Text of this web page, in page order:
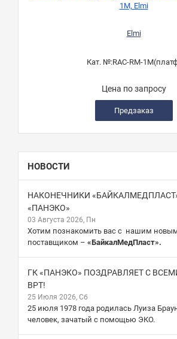
1M, Elmi
Elmi
Кат. №:RAC-RM-
Цена по запросу
Предзаказ
НОВОСТИ
НАКОНЕЧНИКИ
«ПАНЭКО»
03 Августа 2026, Пн
Хотим познакомить вас с нашим
поставщиком – «БайкалМедПласт».
ГК «ПАНЭКО» ПОЗДРАВЛЯЕТ С
ВРТ!
25 Июля 2026, Сб
25 июля 1978 года родилась Луиза
человек, зачатый с помощью ЭКО.